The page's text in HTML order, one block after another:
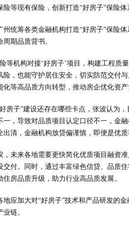
等现有保险，创新打造“好房子”保险体
州统筹各类金融机构打造“好房子”保险
期品质背书。
等机构对接‘好房子’项目，构建工程质
险，也能守护居住安全，切实防范交付
等高品质方向转型，推动房企优化资
房子”建设还存在哪些卡点，张波认为
一，导致对品质项目认定口径不一，金
出清，金融机构放贷偏谨慎，即便是优
，未来各地需要更快简化优质项目融资
交付。同时，通过丰富绿色信贷、品质
房品质升级，助力行业高品质发展。
地应加大对“好房子”技术和产品研发的
链。